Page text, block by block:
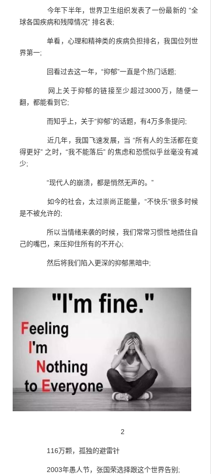
今年下半年，世界卫生组织发表了一份最新的 “全
球各国疾病和残障情况” 排名表;
单看，心理和精神类的疾病负担排名，我国位列世
界第一;
回看过去这一年，“抑郁”一直是个热门话题;
网上关于抑郁的链接至少超过3000万，随便一
翻，都能看到它;
而知乎上，关于“抑郁”的话题，有4万多条提问;
近几年，我国飞速发展，当 “所有人的生活都在变
得更好” 之时，“我不能落后” 的焦虑和恐慌似乎丝毫没有减
少;
“现代人的崩溃，都是悄然无声的。”
如今的社会，太过崇尚正能量，“不快乐”很多时候
是不被允许的;
所以当情绪来袭的时候，我们常常习惯性地捂住自
己的嘴巴，来压抑住所有的不开心;
然后将我们陷入更深的抑郁黑暗中;
2
116万颗，孤独的避雷针
2003年愚人节，张国荣选择跟这个世界告别;